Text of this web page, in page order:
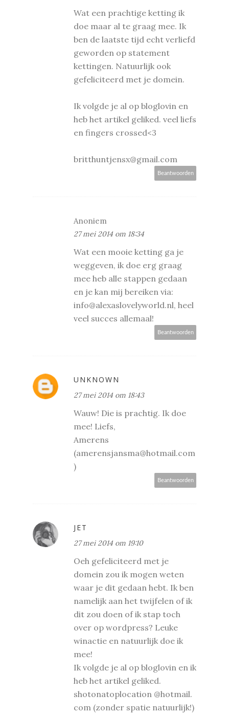
Wat een prachtige ketting ik
doe maar al te graag mee. Ik
ben de laatste tijd echt verliefd
geworden op statement
kettingen. Natuurlijk ook
gefeliciteerd met je domein.
Ik volgde je al op bloglovin en
heb het artikel geliked. veel liefs
en fingers crossed<3
britthuntjensx@gmail.com
Beantwoorden
Anoniem
27 mei 2014 om 18:34
Wat een mooie ketting ga je
weggeven, ik doe erg graag
mee heb alle stappen gedaan
en je kan mij bereiken via:
info@alexaslovelyworld.nl, heel
veel succes allemaal!
Beantwoorden
UNKNOWN
27 mei 2014 om 18:43
Wauw! Die is prachtig. Ik doe
mee! Liefs,
Amerens
(amerensjansma@hotmail.com
)
Beantwoorden
JET
27 mei 2014 om 19:10
Oeh gefeliciteerd met je
domein zou ik mogen weten
waar je dit gedaan hebt. Ik ben
namelijk aan het twijfelen of ik
dit zou doen of ik stap toch
over op wordpress? Leuke
winactie en natuurlijk doe ik
mee!
Ik volgde je al op bloglovin en ik
heb het artikel geliked.
shotonatoplocation @hotmail.
com (zonder spatie natuurlijk!)